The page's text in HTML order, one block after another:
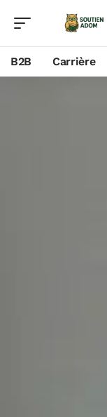
B2B Carrière